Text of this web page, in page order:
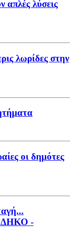
απλές λύσεις
λωρίδες στην
οι δημότες
ΔΗΚΟ -